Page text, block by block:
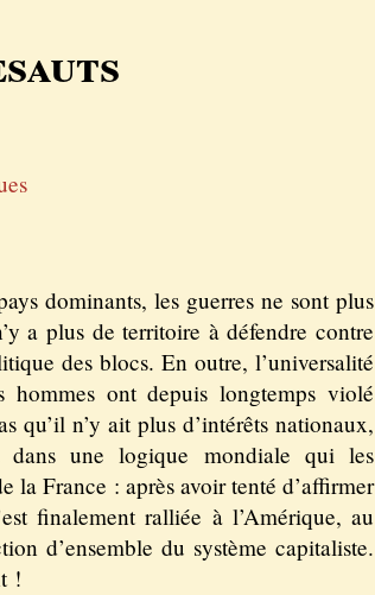
dominants, les guerres ne sont plus
a plus de territoire à défendre contre
des blocs. En outre, l’universalité
ont depuis longtemps violé
qu’il n’y ait plus d’intérêts nationaux,
dans une logique mondiale qui les
la France : après avoir tenté d’affirmer
finalement ralliée à l’Amérique, au
d’ensemble du système capitaliste.
!